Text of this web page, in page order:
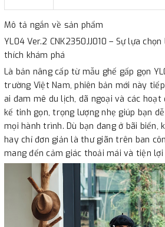
Mô tả ngắn về sản phẩm
YL04 Ver.2 CNK2350JJ010 – Sự lựa
thích khám phá
Là bản nâng cấp từ mẫu ghế gấp gọn
trường Việt Nam, phiên bản mới này
ai đam mê du lịch, dã ngoại và các
kế tinh gọn, trọng lượng nhẹ giúp bạn
mọi hành trình. Dù bạn đang ở bãi biển,
hay chỉ đơn giản là thư giãn trên ban
mang đến cảm giác thoải mái và tiện